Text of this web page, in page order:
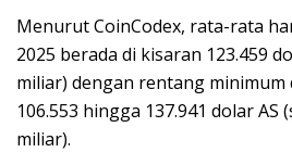
Menurut CoinCodex, rata-rata
2025 berada di kisaran 123.459
miliar) dengan rentang minimum
106.553 hingga 137.941 dolar AS
miliar).